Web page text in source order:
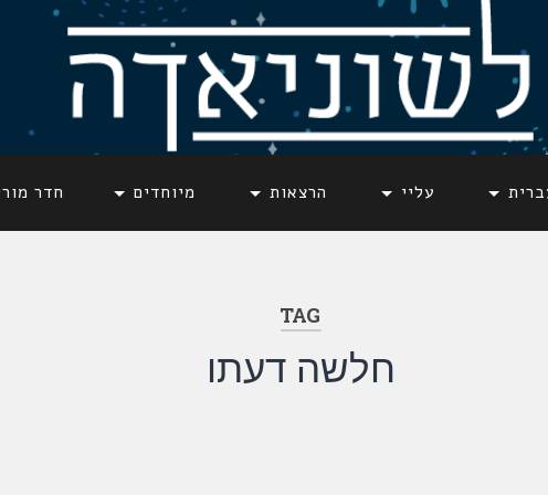
עליי הרצאות מיוחדים חדר
TAG
חלשה דעתו